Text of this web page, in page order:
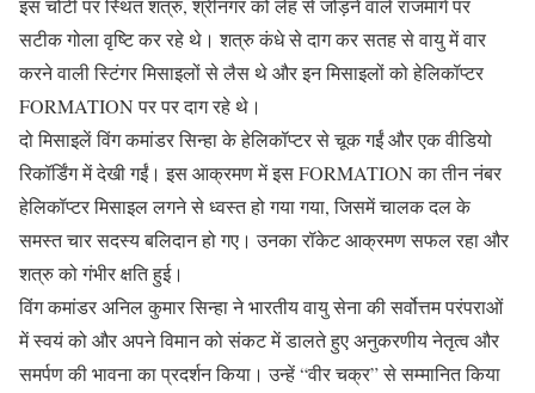
इस चोटी पर स्थित शत्रु, श्रीनगर को लेह से जोड़ने वाले राजमार्ग पर
सटीक गोला वृष्टि कर रहे थे। शत्रु कंधे से दाग कर सतह से वायु में वार
करने वाली स्टिंगर मिसाइलों से लैस थे और इन मिसाइलों को हेलिकॉप्टर
FORMATION पर पर दाग रहे थे।
दो मिसाइलें विंग कमांडर सिन्हा के हेलिकॉप्टर से चूक गईं और एक वीडियो
रिकॉर्डिंग में देखी गईं। इस आक्रमण में इस FORMATION का तीन नंबर
हेलिकॉप्टर मिसाइल लगने से ध्वस्त हो गया गया, जिसमें चालक दल के
समस्त चार सदस्य बलिदान हो गए। उनका रॉकेट आक्रमण सफल रहा और
शत्रु को गंभीर क्षति हुई।
विंग कमांडर अनिल कुमार सिन्हा ने भारतीय वायु सेना की सर्वोत्तम परंपराओं
में स्वयं को और अपने विमान को संकट में डालते हुए अनुकरणीय नेतृत्व और
समर्पण की भावना का प्रदर्शन किया। उन्हें “वीर चक्र” से सम्मानित किया